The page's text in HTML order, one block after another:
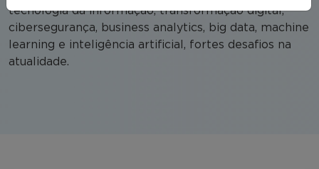
tecnologia da informação, transformação digital,
cibersegurança, business analytics, big data, machine
learning e inteligência artificial, fortes desafios na
atualidade.